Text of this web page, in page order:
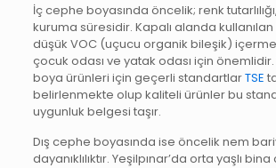
İç cephe boyasında öncelik; renk
kuruma süresidir. Kapalı alanda kullanılan
düşük VOC (uçucu organik bileşik)
çocuk odası ve yatak odası için önemlidir.
boya ürünleri için geçerli standartlarTSE
belirlenmekte olup kaliteli ürünler bu
uygunluk belgesi taşır.
Dış cephe boyasında ise öncelik nem
dayanıklılıktır. Yeşilpınar’da orta yaşlı